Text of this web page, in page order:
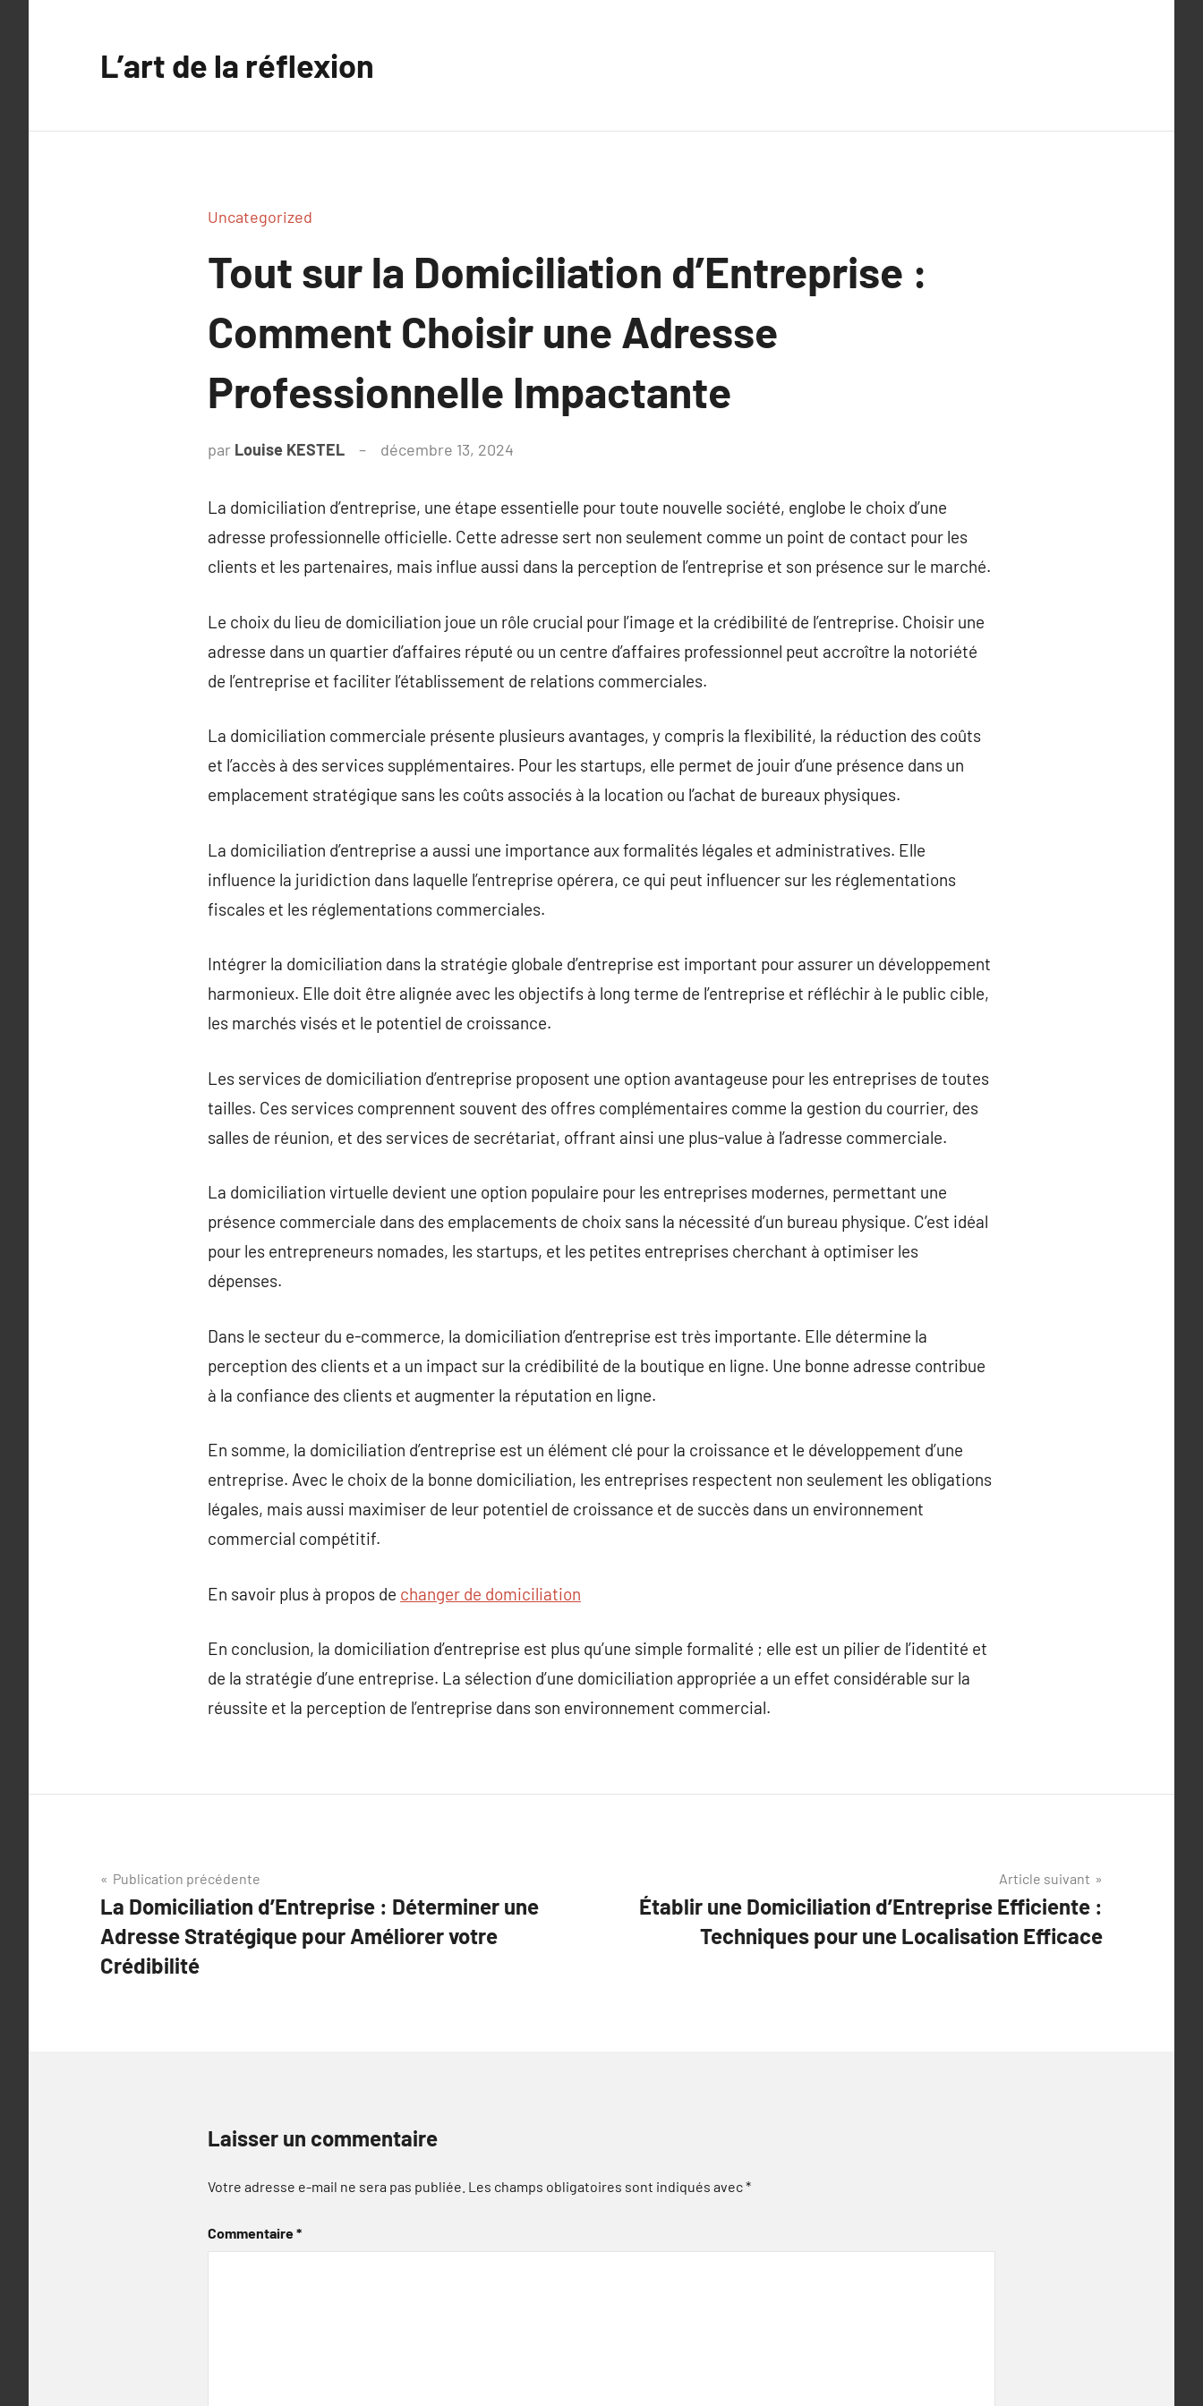
L’art de la réflexion
Uncategorized
Tout sur la Domiciliation d’Entreprise :
Comment Choisir une Adresse
Professionnelle Impactante
par Louise KESTEL décembre 13, 2024
La domiciliation d’entreprise, une étape essentielle pour toute nouvelle société, englobe le choix d’une
adresse professionnelle officielle. Cette adresse sert non seulement comme un point de contact pour les
clients et les partenaires, mais influe aussi dans la perception de l’entreprise et son présence sur le marché.
Le choix du lieu de domiciliation joue un rôle crucial pour l’image et la crédibilité de l’entreprise. Choisir une
adresse dans un quartier d’affaires réputé ou un centre d’affaires professionnel peut accroître la notoriété
de l’entreprise et faciliter l’établissement de relations commerciales.
La domiciliation commerciale présente plusieurs avantages, y compris la flexibilité, la réduction des coûts
et l’accès à des services supplémentaires. Pour les startups, elle permet de jouir d’une présence dans un
emplacement stratégique sans les coûts associés à la location ou l’achat de bureaux physiques.
La domiciliation d’entreprise a aussi une importance aux formalités légales et administratives. Elle
influence la juridiction dans laquelle l’entreprise opérera, ce qui peut influencer sur les réglementations
fiscales et les réglementations commerciales.
Intégrer la domiciliation dans la stratégie globale d’entreprise est important pour assurer un développement
harmonieux. Elle doit être alignée avec les objectifs à long terme de l’entreprise et réfléchir à le public cible,
les marchés visés et le potentiel de croissance.
Les services de domiciliation d’entreprise proposent une option avantageuse pour les entreprises de toutes
tailles. Ces services comprennent souvent des offres complémentaires comme la gestion du courrier, des
salles de réunion, et des services de secrétariat, offrant ainsi une plus-value à l’adresse commerciale.
La domiciliation virtuelle devient une option populaire pour les entreprises modernes, permettant une
présence commerciale dans des emplacements de choix sans la nécessité d’un bureau physique. C’est idéal
pour les entrepreneurs nomades, les startups, et les petites entreprises cherchant à optimiser les
dépenses.
Dans le secteur du e-commerce, la domiciliation d’entreprise est très importante. Elle détermine la
perception des clients et a un impact sur la crédibilité de la boutique en ligne. Une bonne adresse contribue
à la confiance des clients et augmenter la réputation en ligne.
En somme, la domiciliation d’entreprise est un élément clé pour la croissance et le développement d’une
entreprise. Avec le choix de la bonne domiciliation, les entreprises respectent non seulement les obligations
légales, mais aussi maximiser de leur potentiel de croissance et de succès dans un environnement
commercial compétitif.
En savoir plus à propos de changer de domiciliation
En conclusion, la domiciliation d’entreprise est plus qu’une simple formalité ; elle est un pilier de l’identité et
de la stratégie d’une entreprise. La sélection d’une domiciliation appropriée a un effet considérable sur la
réussite et la perception de l’entreprise dans son environnement commercial.
Navigation
de
l’article
Publication précédente
La Domiciliation d’Entreprise : Déterminer une
Adresse Stratégique pour Améliorer votre
Crédibilité
Article suivant
Établir une Domiciliation d’Entreprise Efficiente :
Techniques pour une Localisation Efficace
Laisser un commentaire
Votre adresse e-mail ne sera pas publiée. Les champs obligatoires sont indiqués avec*
Commentaire*